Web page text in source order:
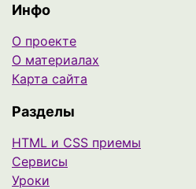
Инфо
О проекте
О материалах
Карта сайта
Разделы
HTML и CSS приемы
Сервисы
Уроки